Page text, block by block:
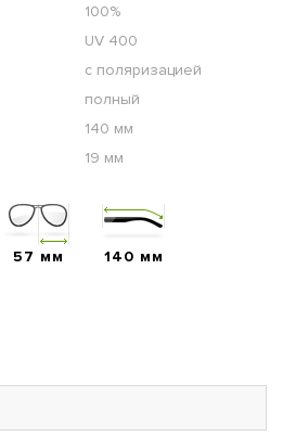
100%
UV 400
с поляризацией
полный
140 мм
19 мм
57 мм 140 мм